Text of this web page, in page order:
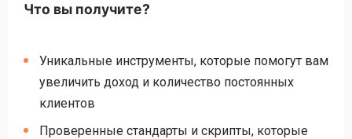
Что вы получите?
Уникальные инструменты, которые помогут вам
увеличить доход и количество постоянных
клиентов
Проверенные стандарты и скрипты, которые